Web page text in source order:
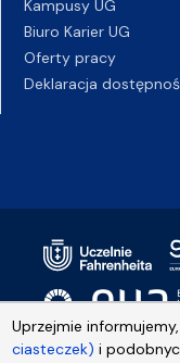
Uprzejmie
ciasteczek) i
Kampusy UG
Biuro Karier UG
Oferty pracy
Deklaracja